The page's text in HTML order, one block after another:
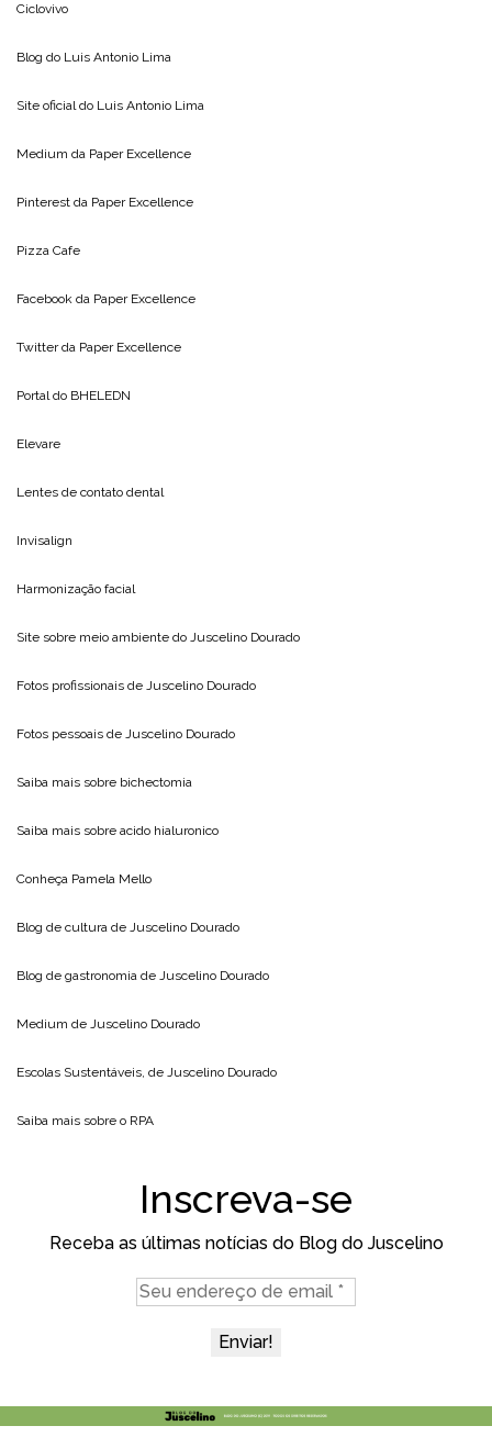
Ciclovivo
Blog do Luis Antonio Lima
Site oficial do Luis Antonio Lima
Medium da Paper Excellence
Pinterest da Paper Excellence
Pizza Cafe
Facebook da Paper Excellence
Twitter da Paper Excellence
Portal do BHELEDN
Elevare
Lentes de contato dental
Invisalign
Harmonização facial
Site sobre meio ambiente do Juscelino Dourado
Fotos profissionais de Juscelino Dourado
Fotos pessoais de Juscelino Dourado
Saiba mais sobre bichectomia
Saiba mais sobre acido hialuronico
Conheça Pamela Mello
Blog de cultura de Juscelino Dourado
Blog de gastronomia de Juscelino Dourado
Medium de Juscelino Dourado
Escolas Sustentáveis, de Juscelino Dourado
Saiba mais sobre o RPA
Inscreva-se
Receba as últimas notícias do Blog do Juscelino